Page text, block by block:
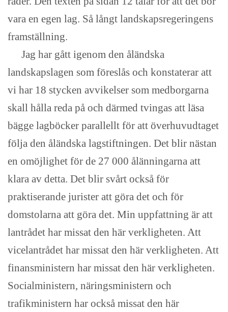
vara en egen lag. Så långt landskapsregeringens
framställning.
Jag har gått igenom den åländska
landskapslagen som föreslås och konstaterar att
vi har 18 stycken avvikelser som medborgarna
skall hålla reda på och därmed tvingas att läsa
bägge lagböcker parallellt för att överhuvudtaget
följa den åländska lagstiftningen. Det blir nästan
en omöjlighet för de 27 000 ålänningarna att
klara av detta. Det blir svårt också för
praktiserande jurister att göra det och för
domstolarna att göra det. Min uppfattning är att
lantrådet har missat den här verkligheten. Att
vicelantrådet har missat den här verkligheten. Att
finansministern har missat den här verkligheten.
Socialministern, näringsministern och
trafikministern har också missat den här